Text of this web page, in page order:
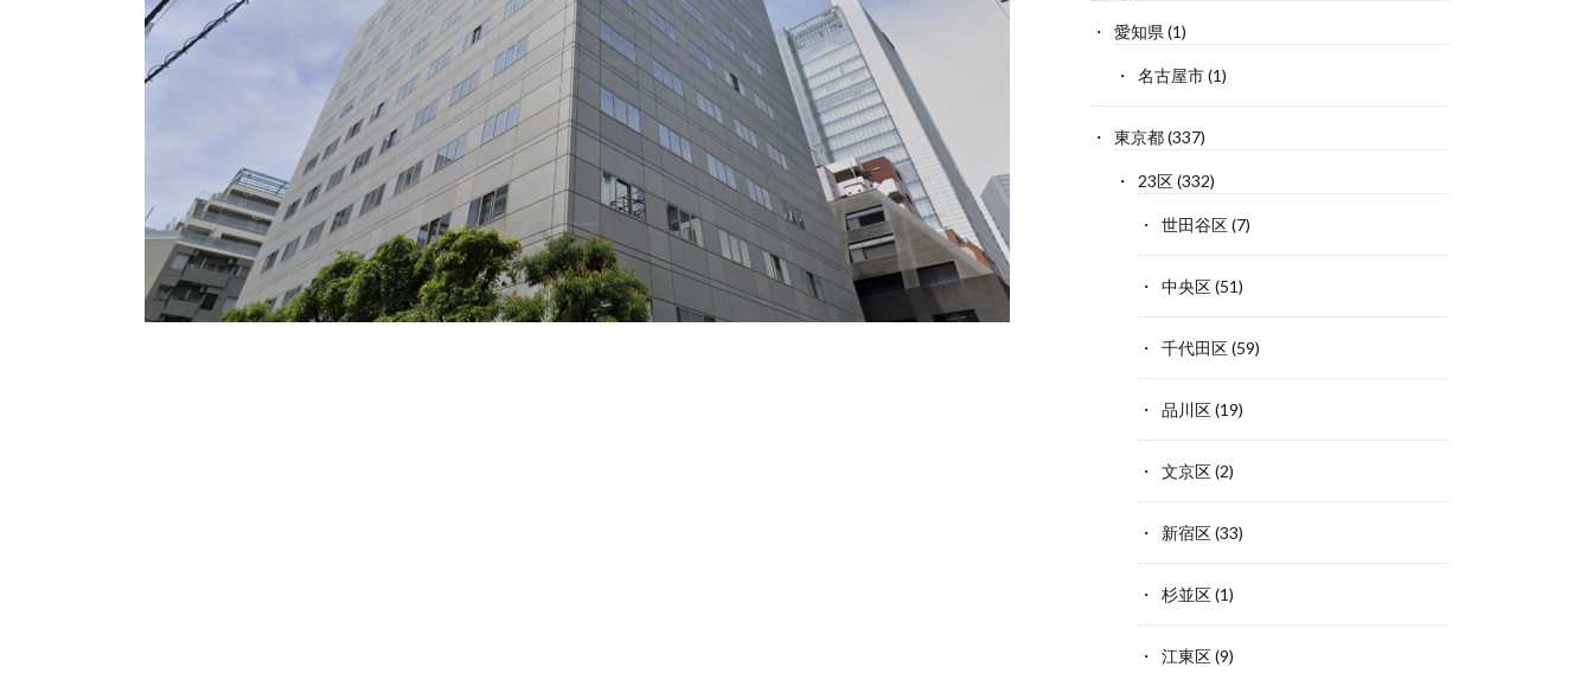
愛知県 (1)
名古屋市(1)
東京都(337)
23区(332)
世田谷区(7)
中央区(51)
千代田区(59)
品川区(19)
文京区(2)
新宿区(33)
杉並区(1)
江東区(9)